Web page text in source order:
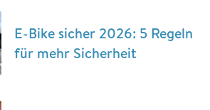
E-Bike sicher 2026: 5 Regeln
für mehr Sicherheit